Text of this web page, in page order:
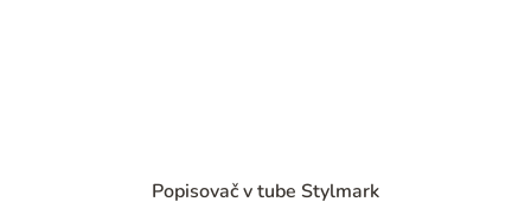
Popisovač v tube Stylmark
hodnotenie